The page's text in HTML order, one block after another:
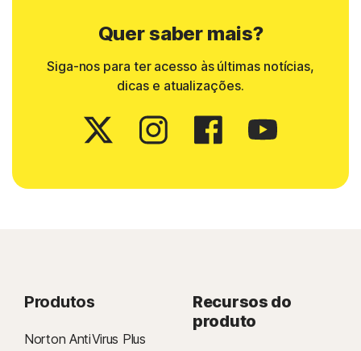
Quer saber mais?
Siga-nos para ter acesso às últimas notícias,
dicas e atualizações.
Produtos
Norton AntiVirus Plus
Recursos do
produto